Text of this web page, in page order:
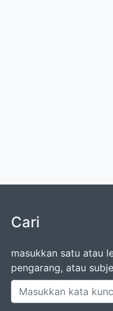
Cari
masukkan satu atau
pengarang, atau